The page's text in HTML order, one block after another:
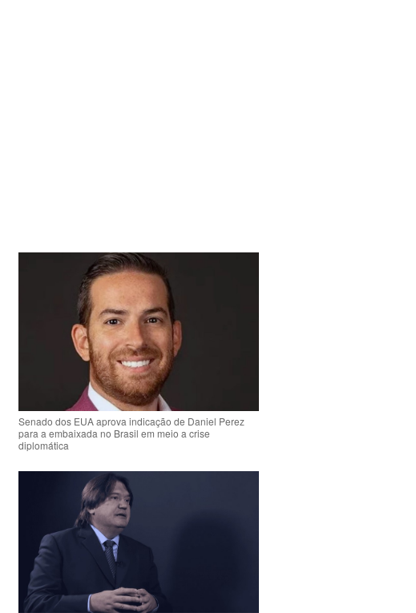
Senado dos EUA aprova indicação de Daniel Perez
para a embaixada no Brasil em meio a crise
diplomática